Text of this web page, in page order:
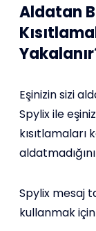
Aldatan
Eşinizin sizi
Spylix ile
Spylix mesaj
kullanmak